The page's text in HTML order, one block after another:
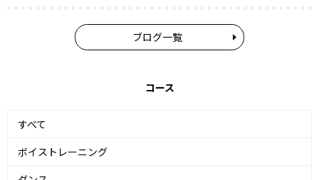
ブログ一覧
コース
すべて
ボイストレーニング